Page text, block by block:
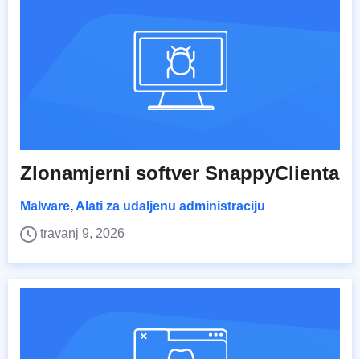
Zlonamjerni softver SnappyClienta
Malware, Alati za udaljenu administraciju
travanj 9, 2026